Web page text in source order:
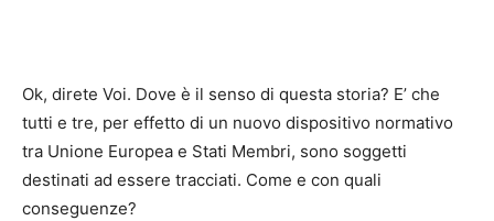
Ok, direte Voi. Dove è il senso di questa storia? E’ che
tutti e tre, per effetto di un nuovo dispositivo normativo
tra Unione Europea e Stati Membri, sono soggetti
destinati ad essere tracciati. Come e con quali
conseguenze?